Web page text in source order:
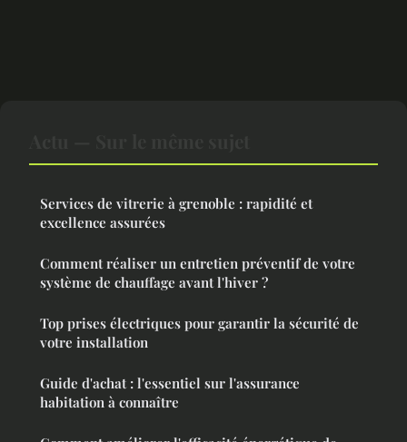
Services de vitrerie à grenoble : rapidité et
excellence assurées
Comment réaliser un entretien préventif de votre
système de chauffage avant l'hiver ?
Top prises électriques pour garantir la sécurité de
votre installation
Guide d'achat : l'essentiel sur l'assurance
habitation à connaître